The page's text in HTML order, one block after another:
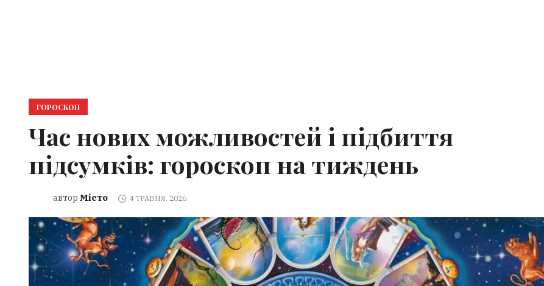
ГОРОСКОП
Час нових можливостей і підбиття
підсумків: гороскоп на тиждень
автор Місто 4 ТРАВНЯ, 2026